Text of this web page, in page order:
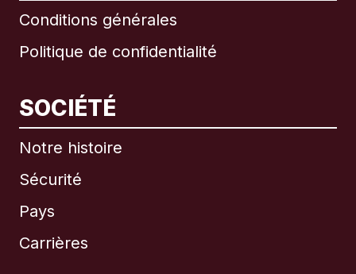
Conditions générales
Politique de confidentialité
SOCIÉTÉ
Notre histoire
Sécurité
Pays
Carrières